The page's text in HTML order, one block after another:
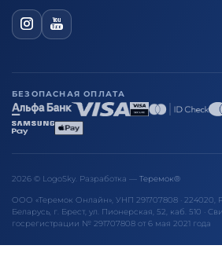
БЕЗОПАСНАЯ ОПЛАТА
2026 © LogoSky. Разработка — Теремок®
ООО «Теремок Онлайн», УНП 291707808 · 224020,
Беларусь, г. Брест, ул. Пионерская, 52, каб. 510 ·
госрегистрации № 291707808 от 6 мая 2021 года